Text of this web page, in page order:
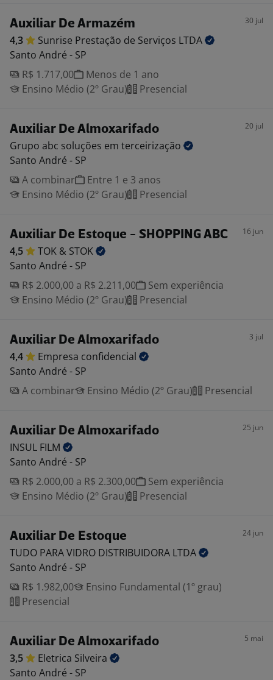
Auxiliar De Armazém 30 jul
4,3 Sunrise Prestação de Serviços LTDA
Santo André - SP
R$ 1.717,00
Menos de 1 ano
Ensino Médio (2º Grau)
Presencial
Auxiliar De Almoxarifado 20 jul
Grupo abc soluções em terceirização
Santo André - SP
A combinar
Entre 1 e 3 anos
Ensino Médio (2º Grau)
Presencial
Auxiliar De Estoque - SHOPPING ABC 16 jun
4,5 TOK & STOK
Santo André - SP
R$ 2.000,00 a R$ 2.211,00
Sem experiência
Ensino Médio (2º Grau)
Presencial
Auxiliar De Almoxarifado 3 jul
4,4 Empresa confidencial
Santo André - SP
A combinar
Ensino Médio (2º Grau) Presencial
Auxiliar De Almoxarifado 25 jun
INSUL FILM
Santo André - SP
R$ 2.000,00 a R$ 2.300,00
Sem experiência
Ensino Médio (2º Grau)
Presencial
Auxiliar De Estoque 24 jun
TUDO PARA VIDRO DISTRIBUIDORA LTDA
Santo André - SP
R$ 1.982,00
Ensino Fundamental (1º grau)
Presencial
Auxiliar De Almoxarifado 5 mai
3,5 Eletrica Silveira
Santo André - SP